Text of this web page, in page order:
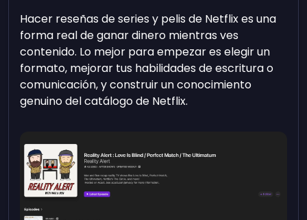
Hacer reseñas de series y pelis de Netflix es una
forma real de ganar dinero mientras ves
contenido. Lo mejor para empezar es elegir un
formato, mejorar tus habilidades de escritura o
comunicación, y construir un conocimiento
genuino del catálogo de Netflix.